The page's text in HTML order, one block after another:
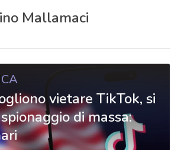
Mallamaci
vietare TikTok, si
di massa: